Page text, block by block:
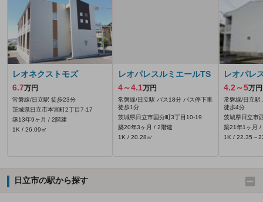
レオネクストモズ
6.7万円
常磐線/日立駅 徒歩23分
茨城県日立市本宮町2丁目7-17
築13年9ヶ月 / 2階建
1K / 26.09㎡
レオパレスルミエールTS
4～4.1万円
常磐線/日立駅 バス18分 バス停下車
徒歩1分
茨城県日立市国分町3丁目10-19
築20年3ヶ月 / 2階建
1K / 20.28㎡
レオパレ
4.2～5万円
常磐線/日立駅
徒歩4分
茨城県日立市
築21年1ヶ月 /
1K / 22.35～
日立市の駅から探す